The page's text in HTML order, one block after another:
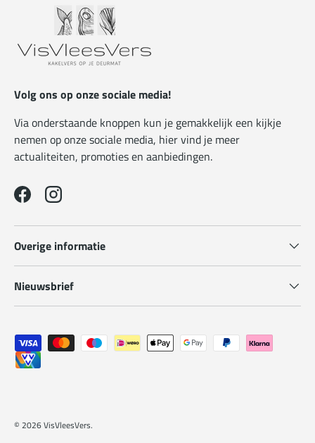
Volg ons op onze sociale media!
Via onderstaande knoppen kun je gemakkelijk een kijkje
nemen op onze sociale media, hier vind je meer
actualiteiten, promoties en aanbiedingen.
FacebookInstagram
Overige informatie
Nieuwsbrief
Geaccepteerde betaalmethoden
© 2026VisVleesVers.